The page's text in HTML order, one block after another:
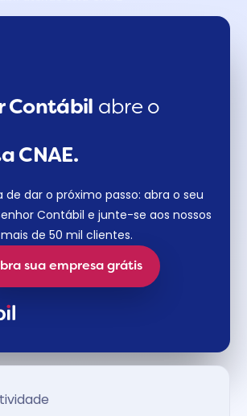
Contábil abre o
CNAE.
de dar o próximo passo: abra o seu
Contábil e junte-se aos nossos
mais de 50 mil clientes.
sua empresa grátis